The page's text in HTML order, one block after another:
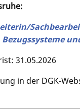
31.05.2026
in der DGK-